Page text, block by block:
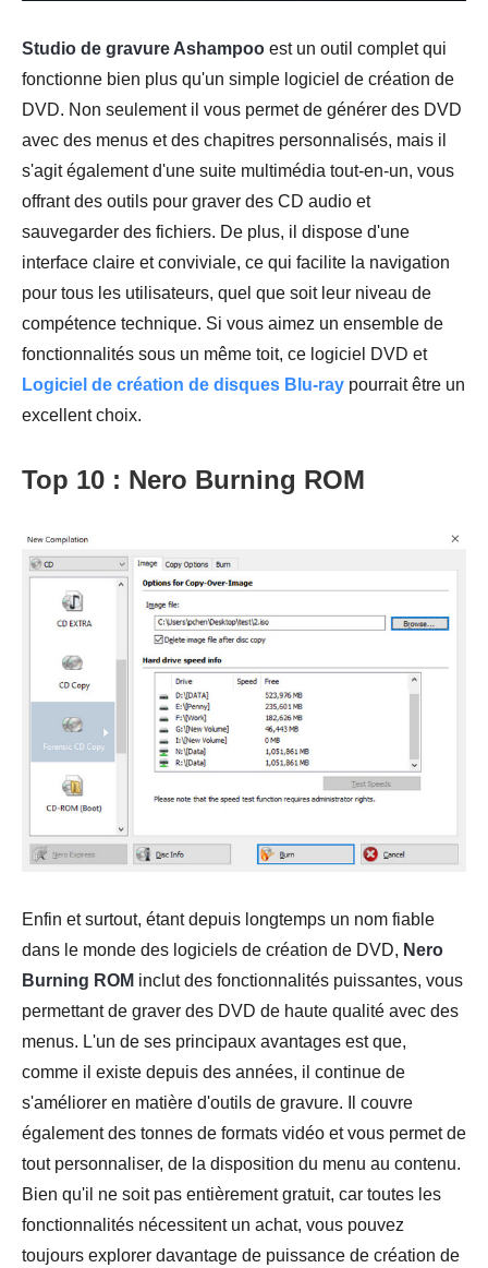
Studio de gravure Ashampoo est un outil complet qui
fonctionne bien plus qu'un simple logiciel de création de
DVD. Non seulement il vous permet de générer des DVD
avec des menus et des chapitres personnalisés, mais il
s'agit également d'une suite multimédia tout-en-un, vous
offrant des outils pour graver des CD audio et
sauvegarder des fichiers. De plus, il dispose d'une
interface claire et conviviale, ce qui facilite la navigation
pour tous les utilisateurs, quel que soit leur niveau de
compétence technique. Si vous aimez un ensemble de
fonctionnalités sous un même toit, ce logiciel DVD et
Logiciel de création de disques Blu-ray pourrait être un
excellent choix.
Top 10 : Nero Burning ROM
Enfin et surtout, étant depuis longtemps un nom fiable
dans le monde des logiciels de création de DVD, Nero
Burning ROM inclut des fonctionnalités puissantes, vous
permettant de graver des DVD de haute qualité avec des
menus. L'un de ses principaux avantages est que,
comme il existe depuis des années, il continue de
s'améliorer en matière d'outils de gravure. Il couvre
également des tonnes de formats vidéo et vous permet de
tout personnaliser, de la disposition du menu au contenu.
Bien qu'il ne soit pas entièrement gratuit, car toutes les
fonctionnalités nécessitent un achat, vous pouvez
toujours explorer davantage de puissance de création de